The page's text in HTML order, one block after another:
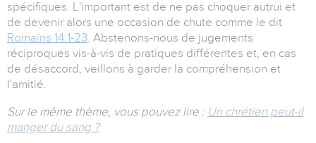
spécifiques. L'important est de ne pas choquer autrui et
de devenir alors une occasion de chute comme le dit
Romains 14.1-23. Abstenons-nous de jugements
réciproques vis-à-vis de pratiques différentes et, en cas
de désaccord, veillons à garder la compréhension et
l'amitié.
Sur le même thème, vous pouvez lire : Un chrétien peut-il
manger du sang ?